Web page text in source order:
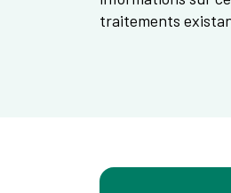
traitements